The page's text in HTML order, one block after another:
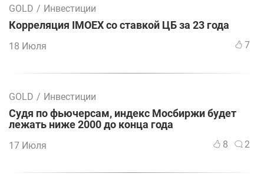
GOLD / Инвестиции
Корреляция IMOEX со ставкой ЦБ за 23 года
18 Июля 7
GOLD / Инвестиции
Судя по фьючерсам, индекс Мосбиржи будет
лежать ниже 2000 до конца года
17 Июля 8 2